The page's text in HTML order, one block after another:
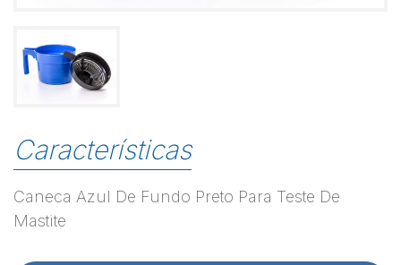
Características
Caneca Azul De Fundo Preto Para Teste De
Mastite